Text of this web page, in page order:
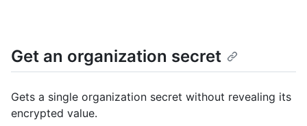
Get an organization secret
Gets a single organization secret without revealing its
encrypted value.